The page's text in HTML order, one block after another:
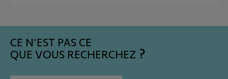
CE N'EST PAS CE
QUE VOUS RECHERCHEZ